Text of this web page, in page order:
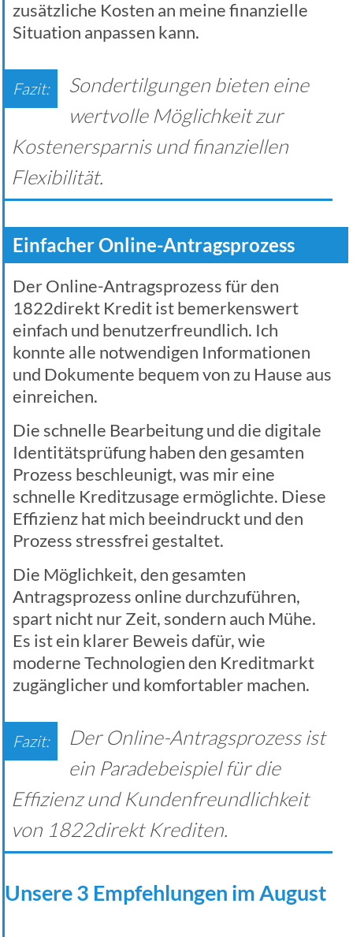
zusätzliche Kosten an meine finanzielle
Situation anpassen kann.
Sondertilgungen bieten eine
wertvolle Möglichkeit zur
Kostenersparnis und finanziellen
Flexibilität.
Einfacher Online-Antragsprozess
Der Online-Antragsprozess für den
1822direkt Kredit ist bemerkenswert
einfach und benutzerfreundlich. Ich
konnte alle notwendigen Informationen
und Dokumente bequem von zu Hause aus
einreichen.
Die schnelle Bearbeitung und die digitale
Identitätsprüfung haben den gesamten
Prozess beschleunigt, was mir eine
schnelle Kreditzusage ermöglichte. Diese
Effizienz hat mich beeindruckt und den
Prozess stressfrei gestaltet.
Die Möglichkeit, den gesamten
Antragsprozess online durchzuführen,
spart nicht nur Zeit, sondern auch Mühe.
Es ist ein klarer Beweis dafür, wie
moderne Technologien den Kreditmarkt
zugänglicher und komfortabler machen.
Der Online-Antragsprozess ist
ein Paradebeispiel für die
Effizienz und Kundenfreundlichkeit
von 1822direkt Krediten.
Unsere 3 Empfehlungen im August